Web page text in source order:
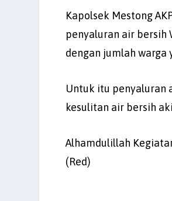
Kapolsek Mestong
penyaluran air bersih
dengan jumlah warga
Untuk itu penyaluran
kesulitan air bersih
Alhamdulillah
(Red)